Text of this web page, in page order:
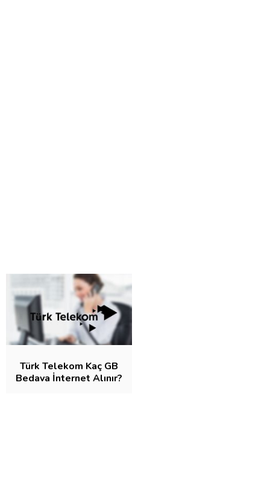
Türk Telekom Kaç GB
Bedava İnternet Alınır?